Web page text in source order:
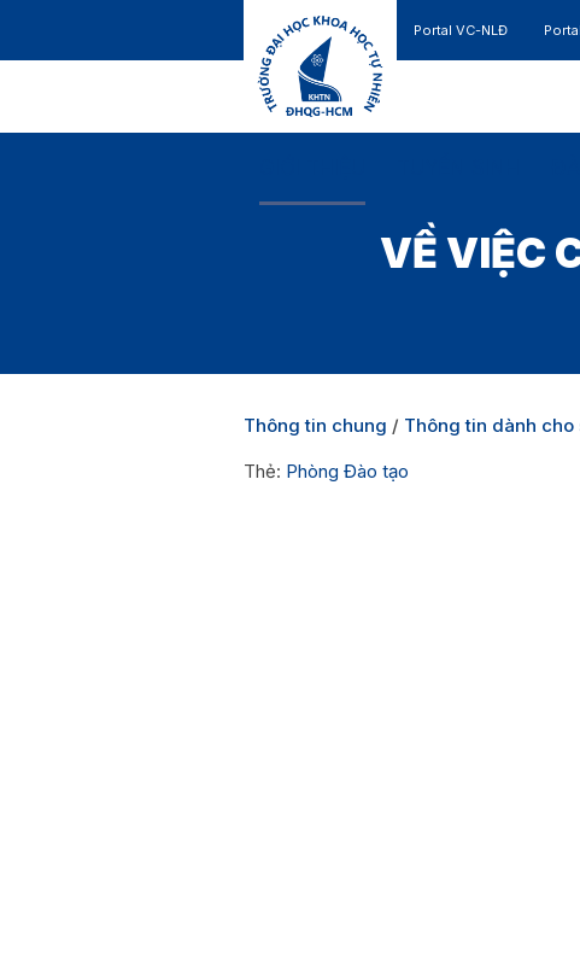
Portal VC-NLĐ
VỀ VIỆC
Thông tin chung / Thông tin dành cho
Thẻ: Phòng Đào tạo